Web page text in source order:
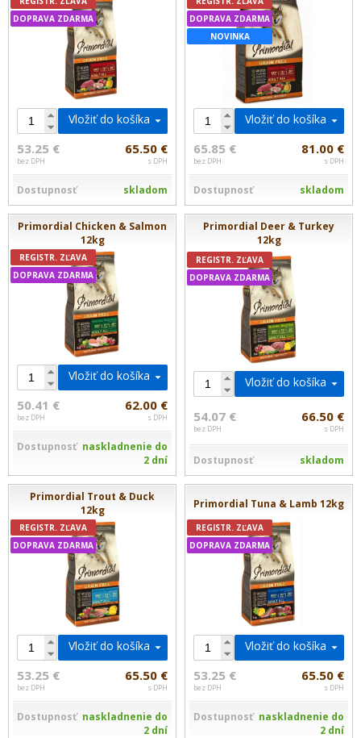
DOPRAVA ZDARMA
Vložiť do košíka
53.25 €
bez DPH
65.50 €
s DPH
Dostupnosť skladom
DOPRAVA ZDARMA
NOVINKA
Vložiť do košíka
65.85 €
bez DPH
81.00 €
s DPH
Dostupnosť skladom
Primordial Chicken & Salmon
12kg
REGISTR. ZĽAVA
DOPRAVA ZDARMA
Vložiť do košíka
50.41 €
bez DPH
62.00 €
s DPH
Dostupnosť naskladnenie do
2 dní
Primordial Deer & Turkey
12kg
REGISTR. ZĽAVA
DOPRAVA ZDARMA
Vložiť do košíka
54.07 €
bez DPH
66.50 €
s DPH
Dostupnosť skladom
Primordial Trout & Duck
12kg
REGISTR. ZĽAVA
DOPRAVA ZDARMA
Vložiť do košíka
53.25 €
bez DPH
65.50 €
s DPH
Dostupnosť naskladnenie do
2 dní
Primordial Tuna & Lamb 12kg
REGISTR. ZĽAVA
DOPRAVA ZDARMA
Vložiť do košíka
53.25 €
bez DPH
65.50 €
s DPH
Dostupnosť naskladnenie do
2 dní